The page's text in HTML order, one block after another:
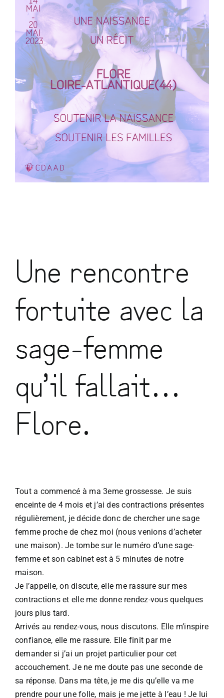
l'image
agrandie
Une rencontre
fortuite avec la
sage-femme
qu’il fallait…
Flore.
Tout a commencé à ma 3eme grossesse. Je suis
enceinte de 4 mois et j’ai des contractions présentes
régulièrement, je décide donc de chercher une sage
femme proche de chez moi (nous venions d’acheter
une maison). Je tombe sur le numéro d’une sage-
femme et son cabinet est à 5 minutes de notre
maison.​
Je l’appelle, on discute, elle me rassure sur mes
contractions et elle me donne rendez-vous quelques
jours plus tard.​
Arrivés au rendez-vous, nous discutons. Elle m’inspire
confiance, elle me rassure. Elle finit par me
demander si j’ai un projet particulier pour cet
accouchement. Je ne me doute pas une seconde de
sa réponse. Dans ma tête, je me dis qu’elle va me
prendre pour une folle, mais je me jette à l’eau ! Je lui